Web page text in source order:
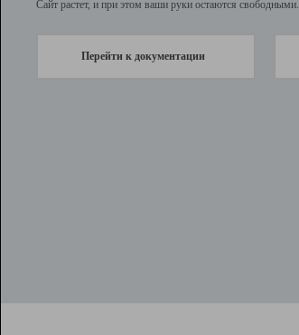
Сайт растет, и при этом ваши руки остаются свободными.
Перейти к документации